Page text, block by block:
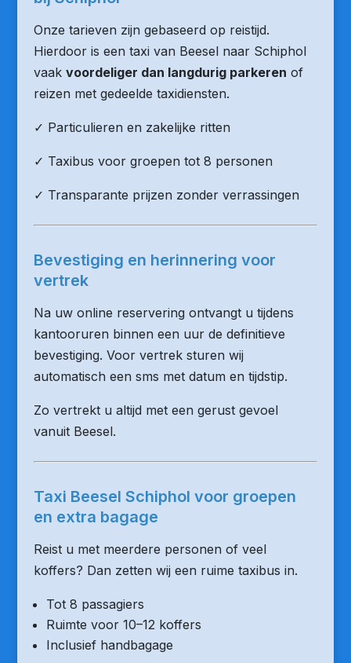
Onze tarieven zijn gebaseerd op reistijd.
Hierdoor is een taxi van Beesel naar Schiphol
vaak voordeliger dan langdurig parkeren of
reizen met gedeelde taxidiensten.
✓ Particulieren en zakelijke ritten
✓ Taxibus voor groepen tot 8 personen
✓ Transparante prijzen zonder verrassingen
Bevestiging en herinnering voor
vertrek
Na uw online reservering ontvangt u tijdens
kantooruren binnen een uur de definitieve
bevestiging. Voor vertrek sturen wij
automatisch een sms met datum en tijdstip.
Zo vertrekt u altijd met een gerust gevoel
vanuit Beesel.
Taxi Beesel Schiphol voor groepen
en extra bagage
Reist u met meerdere personen of veel
koffers? Dan zetten wij een ruime taxibus in.
Tot 8 passagiers
Ruimte voor 10–12 koffers
Inclusief handbagage